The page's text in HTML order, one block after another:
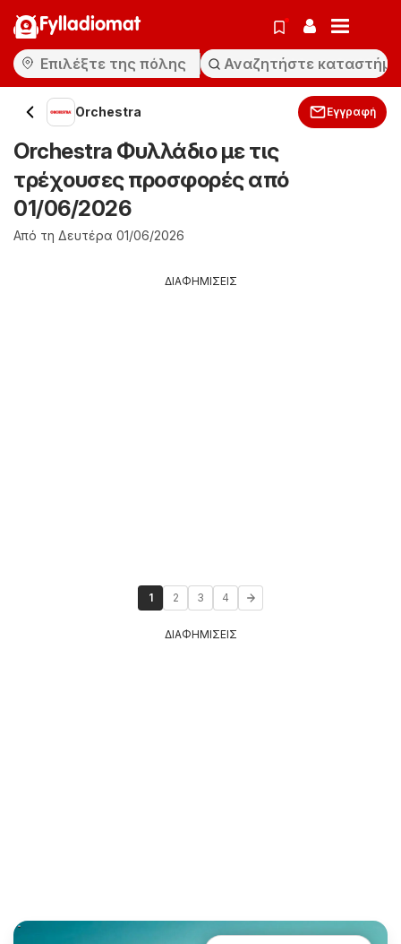
Fylladiomat
Orchestra Εγγραφή
Orchestra Φυλλάδιο με τις
τρέχουσες προσφορές από
01/06/2026
Από τη Δευτέρα 01/06/2026
ΔΙΑΦΗΜΙΣΕΙΣ
1 2 3 4
ΔΙΑΦΗΜΙΣΕΙΣ